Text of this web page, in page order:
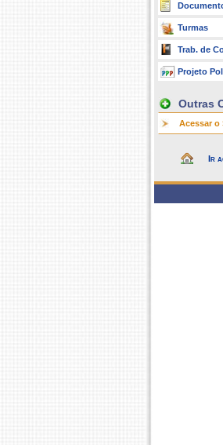
Turmas
Trab. de
Projeto
Outras
Acessar o
Ir